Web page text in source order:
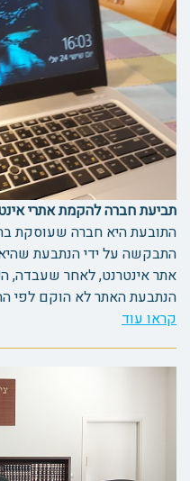
תביעת חברה להקמת אתרי אינטרנט
התובעת היא חברה שעוסקת
התבקשה על ידי הנתבעת
אתר אינטרנט, לאחר שעבדה,
הנתבעת האתר לא הוקם לפי
קראו עוד